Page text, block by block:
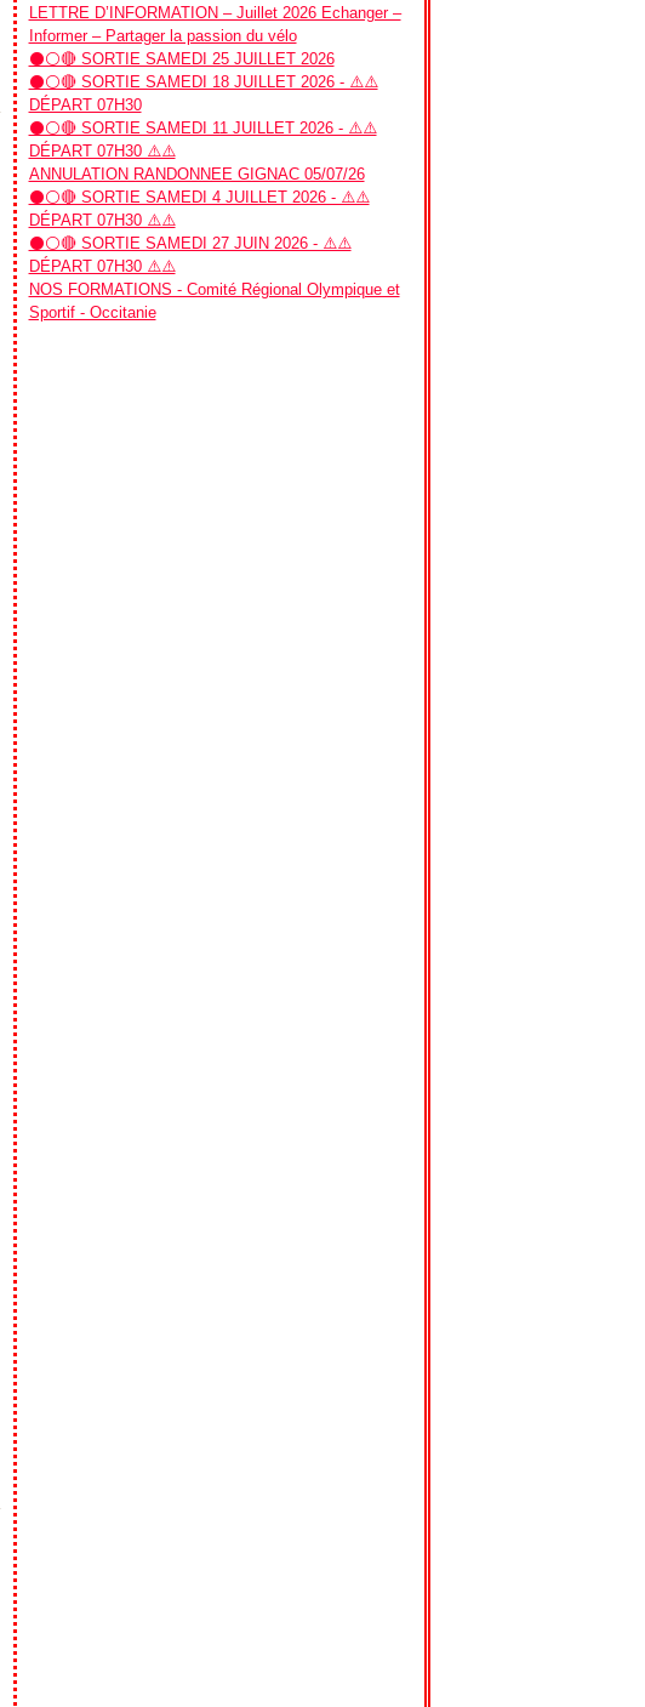
LETTRE D’INFORMATION – Juillet 2026 Echanger –
Informer – Partager la passion du vélo
⚫⚪🔴 SORTIE SAMEDI 25 JUILLET 2026
⚫⚪🔴 SORTIE SAMEDI 18 JUILLET 2026 - ⚠️⚠️
DÉPART 07H30
⚫⚪🔴 SORTIE SAMEDI 11 JUILLET 2026 - ⚠️⚠️
DÉPART 07H30 ⚠️⚠️
ANNULATION RANDONNEE GIGNAC 05/07/26
⚫⚪🔴 SORTIE SAMEDI 4 JUILLET 2026 - ⚠️⚠️
DÉPART 07H30 ⚠️⚠️
⚫⚪🔴 SORTIE SAMEDI 27 JUIN 2026 - ⚠️⚠️
DÉPART 07H30 ⚠️⚠️
NOS FORMATIONS - Comité Régional Olympique et
Sportif - Occitanie